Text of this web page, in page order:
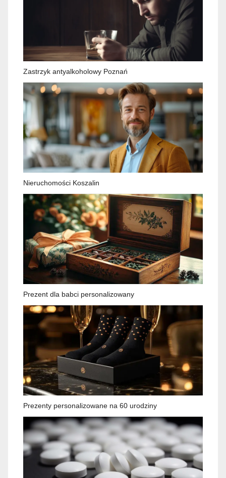
Zastrzyk antyalkoholowy Poznań
Nieruchomości Koszalin
Prezent dla babci personalizowany
Prezenty personalizowane na 60 urodziny